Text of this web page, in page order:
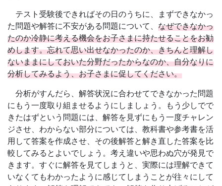
現
場
を
支
援
す
る
テスト受験後できればその日のうちに、まずできなかっ
た問題や解答に不安がある問題について、 なぜできなかっ
たのか冷静に考える機会をお子さまに持たせることをお勧
めします。忘れて思い出せなかったのか、きちんと理解し
ないままにしておいた分野だったからなのか、自分なりに
分析してみるよう、お子さまに促してください。
分析がすんだら、解答状況に合わせてできなかった問題
にもう一度取り組ませるようにしましょう。もう少しでで
きたはずという問題には、解答を見ずにもう一度チャレン
ジさせ、わからない部分については、教科書や参考書を活
用して答案を作成させ、その後解答と解き直した答案を比
較してみるとよいでしょう。考え違いや思わぬ穴が発見で
きます。すぐに解答を見てしまうと、実際には理解できて
いなくてもわかったように感じてしまうことが往々にして